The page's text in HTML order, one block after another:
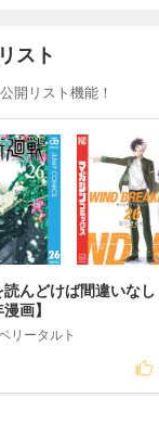
スト
開リスト機能！
読んどけば間違いな
漫画】
リータルト